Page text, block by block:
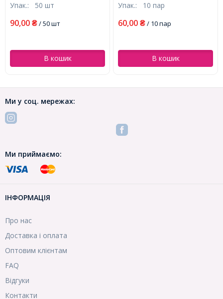
Отвір 1мм, (БА000001346)
Упак.: 50 шт
90,00 ₴/ 50 шт
В кошик
25.5х13.5х1.5мм з Отвір
Отвір 1мм, (УТ000007040)
Упак.: 10 пар
60,00 ₴/ 10 пар
В кошик
Ми у соц. мережах:
Ми приймаємо:
ІНФОРМАЦІЯ
Про нас
Доставка і оплата
Оптовим клієнтам
FAQ
Відгуки
Контакти